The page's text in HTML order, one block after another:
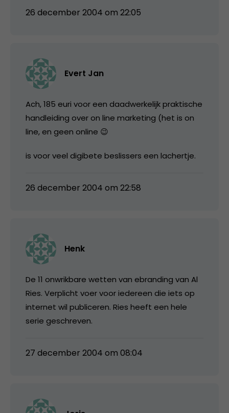
26 december 2004 om 22:05
Evert Jan
Ach, 185 euri voor een daadwerkelijk praktische
handleiding over on line marketing (het is on
line, en geen online 😉
is voor veel digibete beslissers een lachertje.
26 december 2004 om 22:58
Henk
De 11 onwrikbare wetten van ebranding van Al
Ries. Verplicht voer voor iedereen die iets op
internet wil publiceren. Ries heeft een hele
serie geschreven.
27 december 2004 om 08:04